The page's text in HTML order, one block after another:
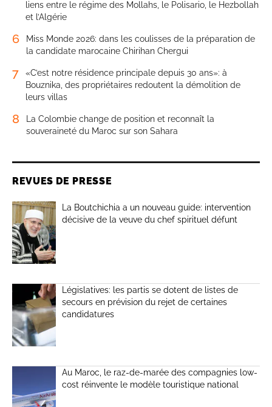
liens entre le régime des Mollahs, le Polisario, le Hezbollah
et l’Algérie
6
Miss Monde 2026: dans les coulisses de la préparation de
la candidate marocaine Chirihan Chergui
7
«C’est notre résidence principale depuis 30 ans»: à
Bouznika, des propriétaires redoutent la démolition de
leurs villas
8
La Colombie change de position et reconnaît la
souveraineté du Maroc sur son Sahara
REVUES DE PRESSE
La Boutchichia a un nouveau guide: intervention
décisive de la veuve du chef spirituel défunt
Législatives: les partis se dotent de listes de
secours en prévision du rejet de certaines
candidatures
Au Maroc, le raz-de-marée des compagnies low-
cost réinvente le modèle touristique national